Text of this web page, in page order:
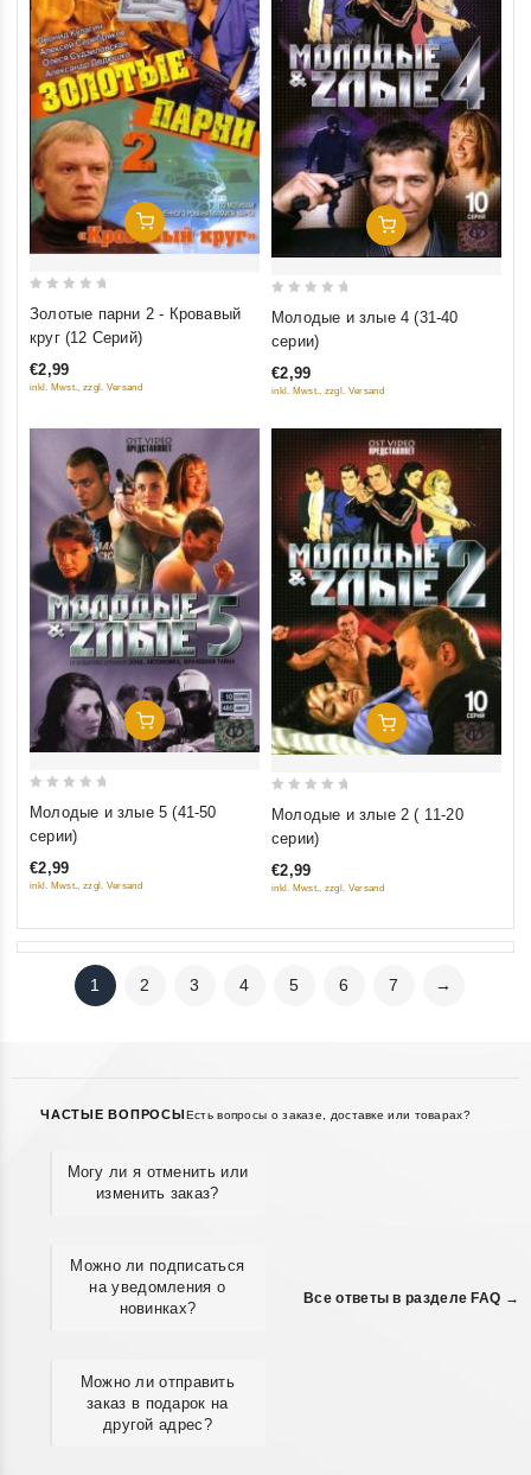
Добавить В Корзину
5
Золотые парни 2 - Кровавый
круг (12 Серий)
€2,99
inkl. Mwst., zzgl. Versand
Добавить В Корзину
5
Молодые и злые 4 (31-40
серии)
€2,99
inkl. Mwst., zzgl. Versand
Добавить В Корзину
5
Молодые и злые 5 (41-50
серии)
€2,99
inkl. Mwst., zzgl. Versand
Добавить В Корзину
5
Молодые и злые 2 ( 11-20
серии)
€2,99
inkl. Mwst., zzgl. Versand
1 2 3 4 5 6 7 →
ЧАСТЫЕ ВОПРОСЫ Есть вопросы о заказе, доставке или товарах?
Могу ли я отменить или
изменить заказ?
Можно ли подписаться
на уведомления о
новинках?
Можно ли отправить
заказ в подарок на
другой адрес?
Все ответы в разделе FAQ →